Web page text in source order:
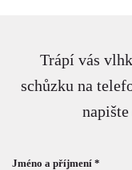
Trápí vás
schůzku na
Jméno a příjmení *